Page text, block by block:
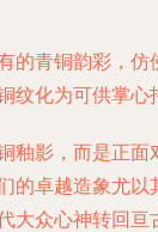
的青铜韵彩，
化为可供掌心
釉影，而是正
的卓越造象尤
众心神转回亘